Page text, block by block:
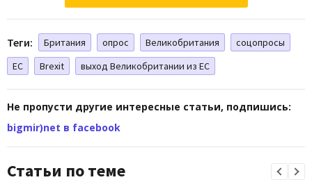
Теги: Британия опрос Великобритания
соцопросы
ЕС
Brexit выход Великобритании из ЕС
Не пропусти другие интересные статьи, подпишись:
bigmir)net в facebook
Статьи по теме